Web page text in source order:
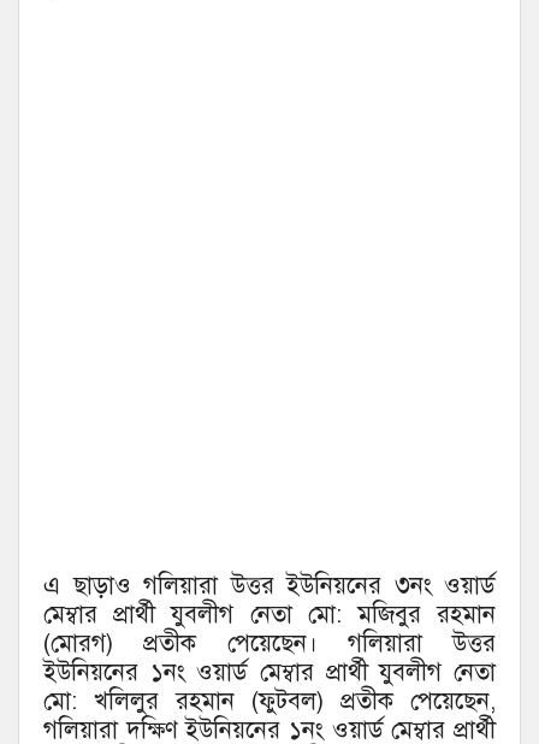
এ ছাড়াও গলিয়ারা উত্তর ইউনিয়নের ৩নং ওয়ার্ড
মেম্বার প্রার্থী যুবলীগ নেতা মো: মজিবুর রহমান
(মোরগ) প্রতীক পেয়েছেন। গলিয়ারা উত্তর
ইউনিয়নের ১নং ওয়ার্ড মেম্বার প্রার্থী যুবলীগ নেতা
মো: খলিলুর রহমান (ফুটবল) প্রতীক পেয়েছেন,
গলিয়ারা দক্ষিণ ইউনিয়নের ১নং ওয়ার্ড মেম্বার প্রার্থী